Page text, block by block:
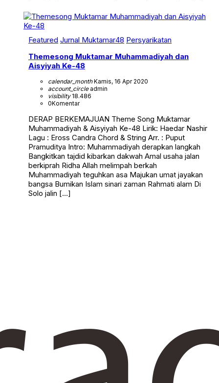
Featured Jurnal Muktamar48 Persyarikatan
Themesong Muktamar Muhammadiyah dan
Aisyiyah Ke-48
calendar_monthKamis, 16 Apr 2020
account_circleadmin
visibility18.486
0Komentar
DERAP BERKEMAJUAN Theme Song Muktamar
Muhammadiyah & Aisyiyah Ke-48 Lirik: Haedar Nashir
Lagu : Eross Candra Chord & String Arr. : Puput
Pramuditya Intro: Muhammadiyah derapkan langkah
Bangkitkan tajdid kibarkan dakwah Amal usaha jalan
berkiprah Ridha Allah melimpah berkah
Muhammadiyah teguhkan asa Majukan umat jayakan
bangsa Bumikan Islam sinari zaman Rahmati alam Di
Solo jalin […]